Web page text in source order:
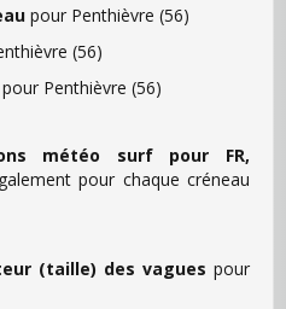
pour Penthièvre (56)
(56)
pour Penthièvre (56)
météo surf pour FR,
pour chaque créneau
(taille) des vagues pour